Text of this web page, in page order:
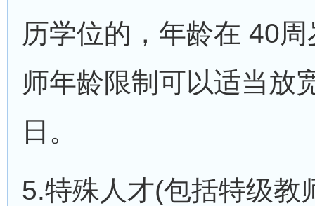
历学位的，年龄在 40
师年龄限制可以适当放
日。
5.特殊人才(包括特级教